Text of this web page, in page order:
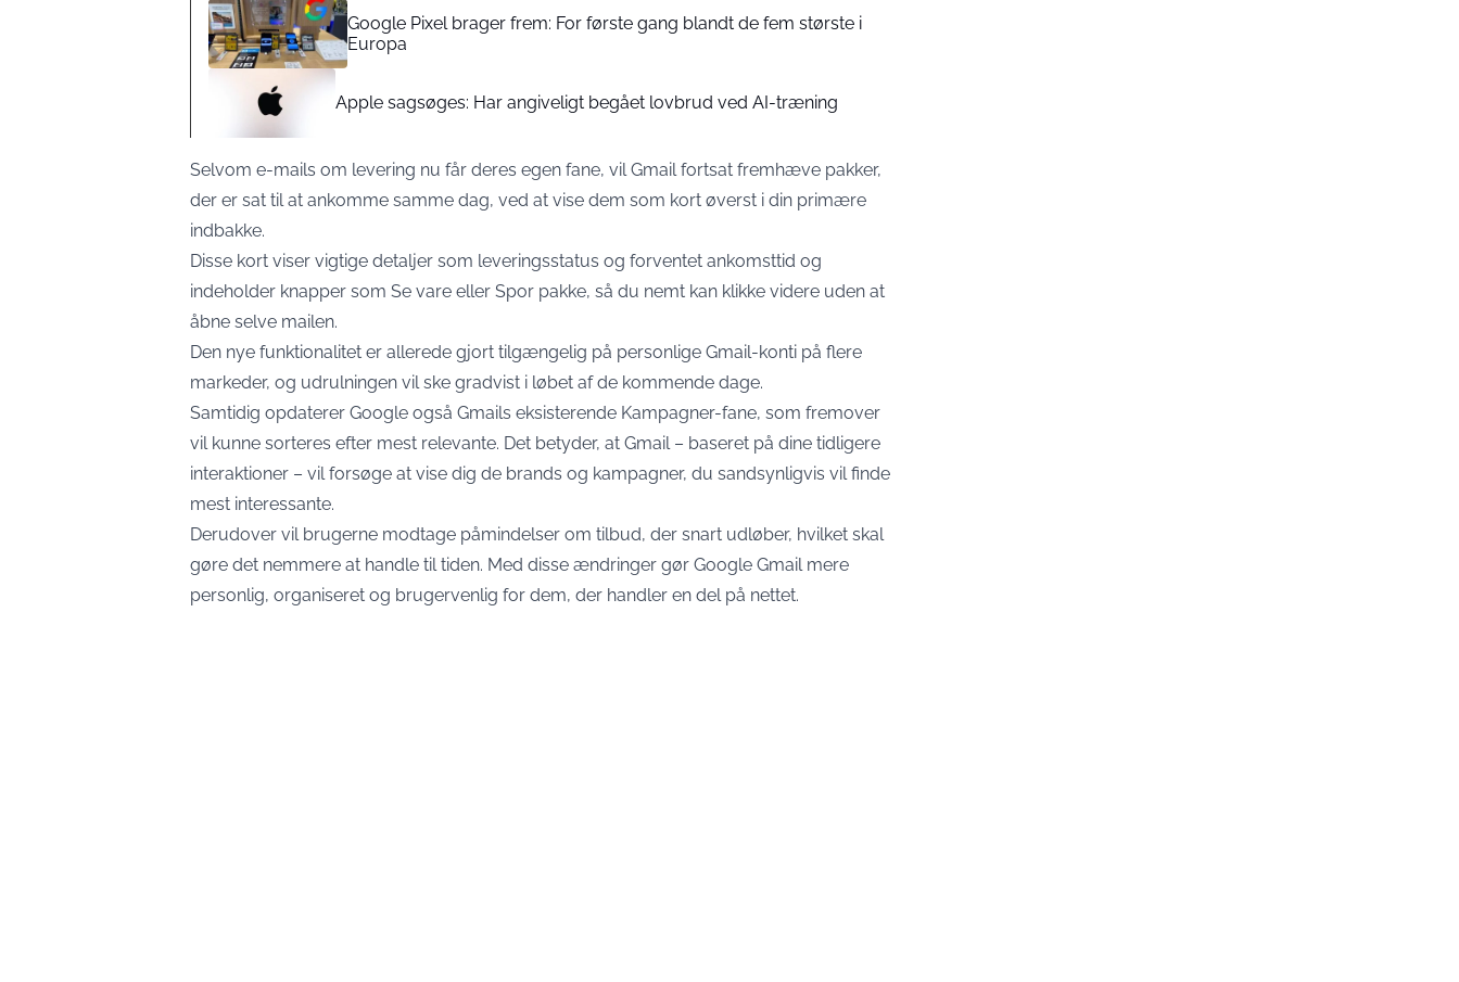
Google Pixel brager frem: For første gang blandt de fem største i
Europa
Apple sagsøges: Har angiveligt begået lovbrud ved AI-træning
Selvom e-mails om levering nu får deres egen fane, vil Gmail fortsat fremhæve pakker,
der er sat til at ankomme samme dag, ved at vise dem som kort øverst i din primære
indbakke.
Disse kort viser vigtige detaljer som leveringsstatus og forventet ankomsttid og
indeholder knapper som Se vare eller Spor pakke, så du nemt kan klikke videre uden at
åbne selve mailen.
Den nye funktionalitet er allerede gjort tilgængelig på personlige Gmail-konti på flere
markeder, og udrulningen vil ske gradvist i løbet af de kommende dage.
Samtidig opdaterer Google også Gmails eksisterende Kampagner-fane, som fremover
vil kunne sorteres efter mest relevante. Det betyder, at Gmail – baseret på dine tidligere
interaktioner – vil forsøge at vise dig de brands og kampagner, du sandsynligvis vil finde
mest interessante.
Derudover vil brugerne modtage påmindelser om tilbud, der snart udløber, hvilket skal
gøre det nemmere at handle til tiden. Med disse ændringer gør Google Gmail mere
personlig, organiseret og brugervenlig for dem, der handler en del på nettet.